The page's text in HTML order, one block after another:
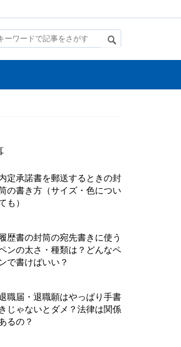
定承諾書を郵送するときの封
の書き方（サイズ・色につい
も）
履歴書の封筒の宛先書きに使う
ンの太さ・種類は？どんなペ
ンで書けばいい？
職届・退職願はやっぱり手書
きじゃないとダメ？法律は関係
るの？